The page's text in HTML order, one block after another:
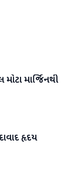
માર્જિનથી
હૃદય